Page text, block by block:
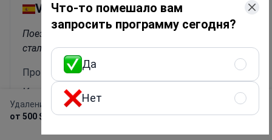
Удаление липомы
от 500 $
бесплатно
Valentina
Поездка из Испании в Стамбул на липосакцию
стала для меня опытом, который изменил жизнь.
Процедура: Липосакция
Клиника:Клиника Стамбул Аэстетик
(İstanbul Aesthetic)
Что-то помешало вам
запросить программу сегодня?
Да
Нет